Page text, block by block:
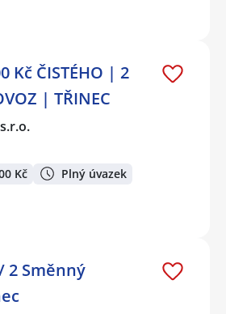
Kč ČISTÉHO | 2
| TŘINEC
Kč Plný úvazek
2 Směnný